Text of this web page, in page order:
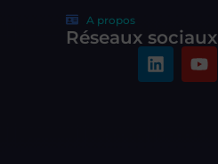
A propos
Réseaux sociaux